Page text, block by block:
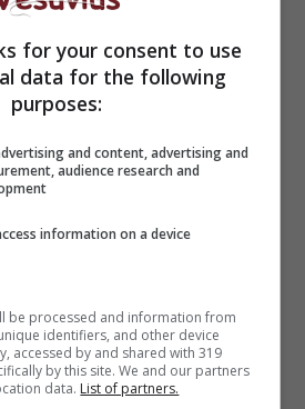
delle Vele anche
dell’Udc al Consiglio
cui quegli edifici sono
delinquenza, veri e propri
for your consent to use
data for the following
purposes:
and content, advertising and
audience research and
information on a device
be processed and information from
identifiers, and other device
accessed by and shared with 319
by this site. We and our partners
data. List of partners.